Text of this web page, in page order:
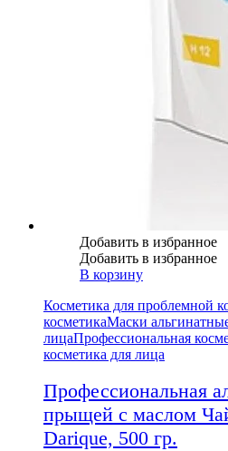
Добавить в избранное
Добавить в избранное
В корзину
Косметика для проблемной
косметикаМаски
лицаПрофессиональная
косметика для лица
Профессиональная
прыщей с маслом
Darique, 500 гр.